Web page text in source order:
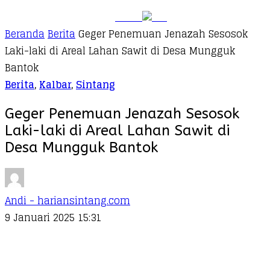
BerandaBeritaGeger Penemuan Jenazah Sesosok
Laki-laki di Areal Lahan Sawit di Desa Mungguk
Bantok
Berita,Kalbar,Sintang
Geger Penemuan Jenazah Sesosok
Laki-laki di Areal Lahan Sawit di
Desa Mungguk Bantok
Andi - hariansintang.com
9 Januari 2025 15:31